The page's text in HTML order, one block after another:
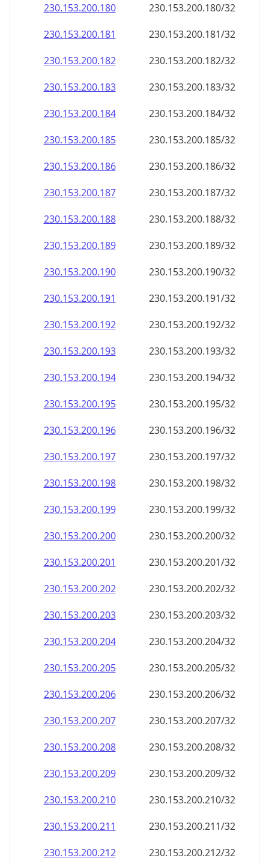
230.153.200.180
230.153.200.180/32
230.153.200.181
230.153.200.181/32
230.153.200.182
230.153.200.182/32
230.153.200.183
230.153.200.183/32
230.153.200.184
230.153.200.184/32
230.153.200.185
230.153.200.185/32
230.153.200.186
230.153.200.186/32
230.153.200.187
230.153.200.187/32
230.153.200.188
230.153.200.188/32
230.153.200.189
230.153.200.189/32
230.153.200.190
230.153.200.190/32
230.153.200.191
230.153.200.191/32
230.153.200.192
230.153.200.192/32
230.153.200.193
230.153.200.193/32
230.153.200.194
230.153.200.194/32
230.153.200.195
230.153.200.195/32
230.153.200.196
230.153.200.196/32
230.153.200.197
230.153.200.197/32
230.153.200.198
230.153.200.198/32
230.153.200.199
230.153.200.199/32
230.153.200.200
230.153.200.200/32
230.153.200.201
230.153.200.201/32
230.153.200.202
230.153.200.202/32
230.153.200.203
230.153.200.203/32
230.153.200.204
230.153.200.204/32
230.153.200.205
230.153.200.205/32
230.153.200.206
230.153.200.206/32
230.153.200.207
230.153.200.207/32
230.153.200.208
230.153.200.208/32
230.153.200.209
230.153.200.209/32
230.153.200.210
230.153.200.210/32
230.153.200.211
230.153.200.211/32
230.153.200.212
230.153.200.212/32